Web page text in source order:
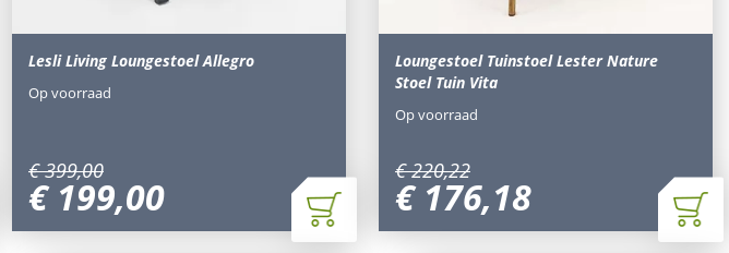
Lesli Living Loungestoel Allegro
€ 399,00
€ 199,00
Op voorraad
Loungestoel Tuinstoel Lester Nature
Stoel Tuin Vita
€ 220,22
€ 176,18
Op voorraad